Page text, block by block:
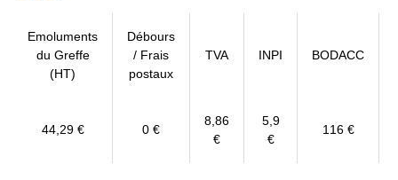
Emoluments
du Greffe
(HT)
Débours
/ Frais
postaux
TVA INPI BODACC
44,29 € 0 €
8,86
€
5,9
€
116 €